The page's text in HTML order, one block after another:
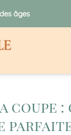
âges
coupe